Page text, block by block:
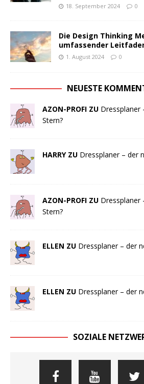
18. September 2024 0
Die Design Thinking
umfassender
1. August 2024 0
NEUESTE
AZON-PROFI ZU Dressplaner
Stern?
HARRY ZU Dressplaner – der
AZON-PROFI ZU Dressplaner
Stern?
ELLEN ZU Dressplaner – der
ELLEN ZU Dressplaner – der
SOZIALE